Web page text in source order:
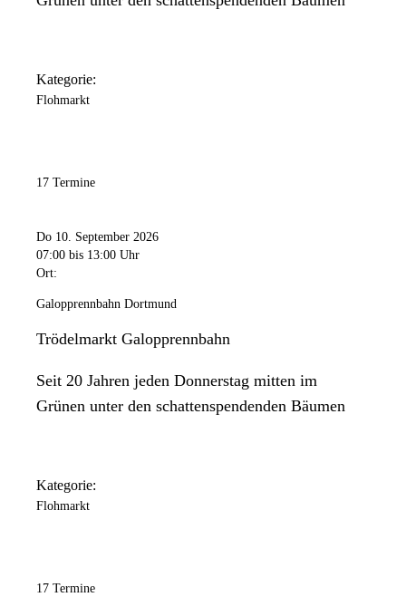
Kategorie:
Flohmarkt
17 Termine
Do 10. September 2026
07:00 bis 13:00 Uhr
Ort:
Galopprennbahn Dortmund
Trödelmarkt Galopprennbahn
Seit 20 Jahren jeden Donnerstag mitten im
Grünen unter den schattenspendenden Bäumen
Kategorie:
Flohmarkt
17 Termine